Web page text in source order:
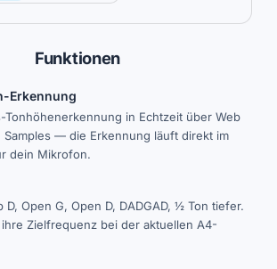
Funktionen
Erkennung
Tonhöhenerkennung in Echtzeit über Web
Samples — die Erkennung läuft direkt im
dein Mikrofon.
D, Open G, Open D, DADGAD, ½ Ton tiefer.
Zielfrequenz bei der aktuellen A4-